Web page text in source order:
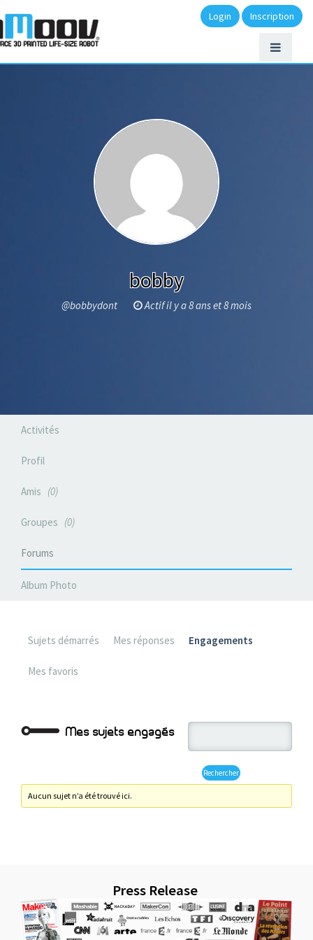
Login Inscription
bobby
@bobbydont Actif il y a 8 ans et 8 mois
Activités
Profil
Amis 0
Groupes 0
Forums
Album Photo
Sujets démarrés Mes réponses Engagements
Mes favoris
Mes sujets engagés
Aucun sujet n’a été trouvé ici.
Press Release